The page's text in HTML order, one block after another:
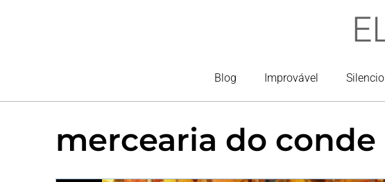
Blog Improvável Silencio
mercearia do conde